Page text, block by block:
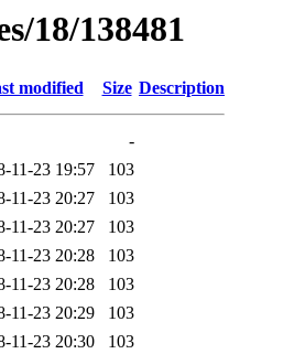
18/138481
modified Size Description
-
11-23 19:57
103
11-23 20:27
103
11-23 20:27
103
11-23 20:28
103
11-23 20:28
103
11-23 20:29
103
11-23 20:30
103